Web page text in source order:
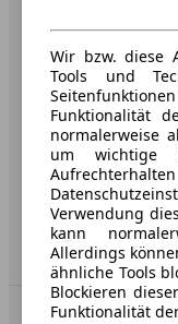
Werbung
AGB
Datenschutz
Impressum
Erklärung zur
Service
Händler
In Verbindung
Wir bzw. diese
Tools und
Funktionalität
normalerweise
um wichtige
Verwendung
kann
Allerdings
ähnliche Tools
Blockieren
Funktionalität